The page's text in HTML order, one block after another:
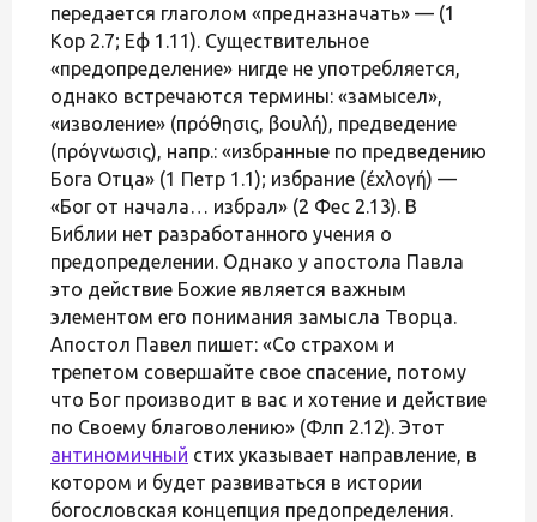
передается глаголом «предназначать» — (1
Кор 2.7; Еф 1.11). Существительное
«предопределение» нигде не употребляется,
однако встречаются термины: «замысел»,
«изволение» (πρόθησις, βουλή), предведение
(πρόγνωσις), напр.: «избранные по предведению
Бога Отца» (1 Петр 1.1); избрание (έхλογή) —
«Бог от начала… избрал» (2 Фес 2.13). В
Библии нет разработанного учения о
предопределении. Однако у апостола Павла
это действие Божие является важным
элементом его понимания замысла Творца.
Апостол Павел пишет: «Со страхом и
трепетом совершайте свое спасение, потому
что Бог производит в вас и хотение и действие
по Своему благоволению» (Флп 2.12). Этот
антиномичный стих указывает направление, в
котором и будет развиваться в истории
богословская концепция предопределения.